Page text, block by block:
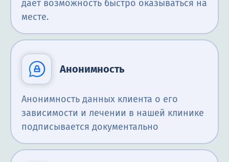
дает возможность быстро оказываться на
месте.
Анонимность
Анонимность данных клиента о его
зависимости и лечении в нашей клинике
подписывается документально